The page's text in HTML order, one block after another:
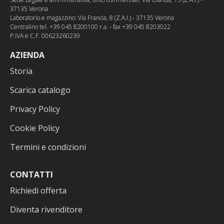
37135 Verona
Laboratorio e magazzino: Via Francia, 8 (Z.A.I.) - 37135 Verona
Centralino tel. +39 045 8200100 r.a. - fax +39 045 8203022
P.IVA e C.F. 00623260239
AZIENDA
Storia
Scarica catalogo
Privacy Policy
Cookie Policy
Termini e condizioni
CONTATTI
Richiedi offerta
Diventa rivenditore